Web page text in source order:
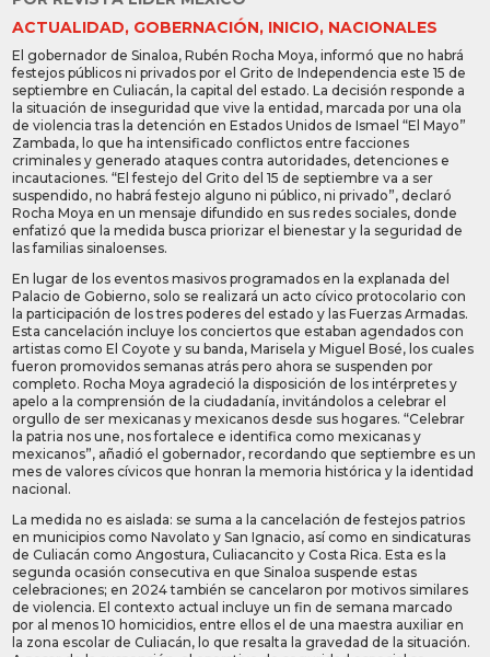
ACTUALIDAD, GOBERNACIÓN, INICIO, NACIONALES
El gobernador de Sinaloa, Rubén Rocha Moya, informó que no habrá
festejos públicos ni privados por el Grito de Independencia este 15 de
septiembre en Culiacán, la capital del estado. La decisión responde a
la situación de inseguridad que vive la entidad, marcada por una ola
de violencia tras la detención en Estados Unidos de Ismael “El Mayo”
Zambada, lo que ha intensificado conflictos entre facciones
criminales y generado ataques contra autoridades, detenciones e
incautaciones. “El festejo del Grito del 15 de septiembre va a ser
suspendido, no habrá festejo alguno ni público, ni privado”, declaró
Rocha Moya en un mensaje difundido en sus redes sociales, donde
enfatizó que la medida busca priorizar el bienestar y la seguridad de
las familias sinaloenses.
En lugar de los eventos masivos programados en la explanada del
Palacio de Gobierno, solo se realizará un acto cívico protocolario con
la participación de los tres poderes del estado y las Fuerzas Armadas.
Esta cancelación incluye los conciertos que estaban agendados con
artistas como El Coyote y su banda, Marisela y Miguel Bosé, los cuales
fueron promovidos semanas atrás pero ahora se suspenden por
completo. Rocha Moya agradeció la disposición de los intérpretes y
apelo a la comprensión de la ciudadanía, invitándolos a celebrar el
orgullo de ser mexicanas y mexicanos desde sus hogares. “Celebrar
la patria nos une, nos fortalece e identifica como mexicanas y
mexicanos”, añadió el gobernador, recordando que septiembre es un
mes de valores cívicos que honran la memoria histórica y la identidad
nacional.
La medida no es aislada: se suma a la cancelación de festejos patrios
en municipios como Navolato y San Ignacio, así como en sindicaturas
de Culiacán como Angostura, Culiacancito y Costa Rica. Esta es la
segunda ocasión consecutiva en que Sinaloa suspende estas
celebraciones; en 2024 también se cancelaron por motivos similares
de violencia. El contexto actual incluye un fin de semana marcado
por al menos 10 homicidios, entre ellos el de una maestra auxiliar en
la zona escolar de Culiacán, lo que resalta la gravedad de la situación.